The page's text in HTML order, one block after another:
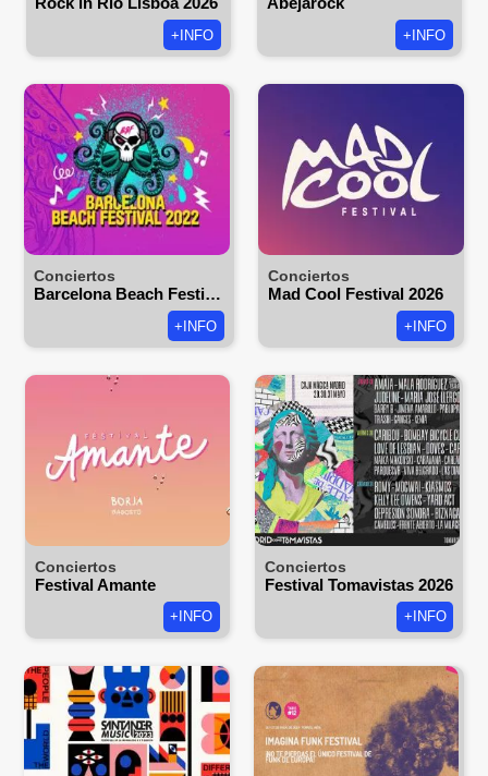
+INFO +INFO
Conciertos
Barcelona Beach Festival 2026
+INFO
Conciertos
Mad Cool Festival 2026
+INFO
Conciertos
Festival Amante
+INFO
Conciertos
Festival Tomavistas 2026
+INFO